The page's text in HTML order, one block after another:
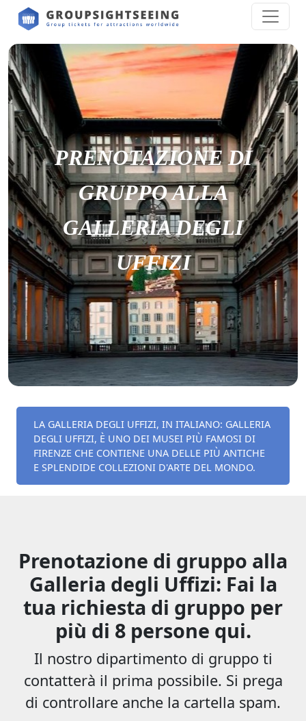
PRENOTAZIONE DI
GRUPPO ALLA
GALLERIA DEGLI
UFFIZI
LA GALLERIA DEGLI UFFIZI, IN ITALIANO: GALLERIA
DEGLI UFFIZI, È UNO DEI MUSEI PIÙ FAMOSI DI
FIRENZE CHE CONTIENE UNA DELLE PIÙ ANTICHE
E SPLENDIDE COLLEZIONI D'ARTE DEL MONDO.
Prenotazione di gruppo alla
Galleria degli Uffizi: Fai la
tua richiesta di gruppo per
più di 8 persone qui.
Il nostro dipartimento di gruppo ti
contatterà il prima possibile. Si prega
di controllare anche la cartella spam.